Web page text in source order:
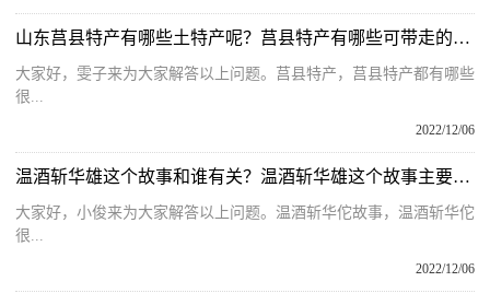
山东莒县特产有哪些土特产呢？莒县特产有哪些可带走的东西呢？
大家好，雯子来为大家解答以上问题。莒县特产，莒县特产都有哪些
很...
2022/12/06
温酒斩华雄这个故事和谁有关？温酒斩华雄这个故事主要讲了什么？
大家好，小俊来为大家解答以上问题。温酒斩华佗故事，温酒斩华佗
很...
2022/12/06